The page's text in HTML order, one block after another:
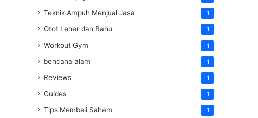
Teknik Ampuh Menjual Jasa 1
Otot Leher dan Bahu 1
Workout Gym 1
bencana alam 1
Reviews 1
Guides 1
Tips Membeli Saham 1